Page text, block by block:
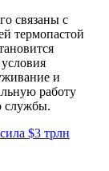
связаны с
термопастой
и
работу
службы.
$3 трлн